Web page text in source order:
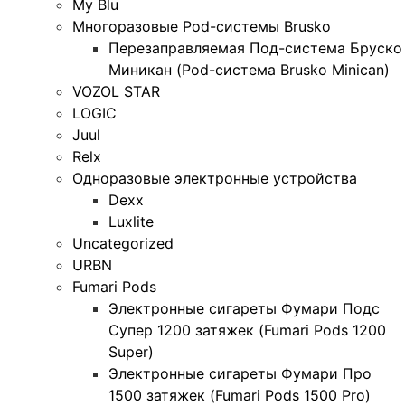
My Blu
Многоразовые Pod-системы Brusko
Перезаправляемая Под-система Бруско
Миникан (Pod-система Brusko Minican)
VOZOL STAR
LOGIC
Juul
Relx
Одноразовые электронные устройства
Dexx
Luxlite
Uncategorized
URBN
Fumari Pods
Электронные сигареты Фумари Подс
Супер 1200 затяжек (Fumari Pods 1200
Super)
Электронные сигареты Фумари Про
1500 затяжек (Fumari Pods 1500 Pro)